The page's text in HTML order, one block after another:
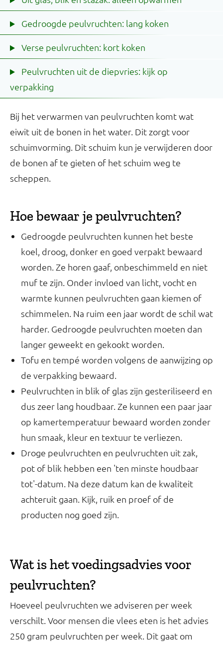
Gedroogde peulvruchten: lang koken
Verse peulvruchten: kort koken
Peulvruchten uit de diepvries: kijk op
verpakking
Bij het verwarmen van peulvruchten komt wat
eiwit uit de bonen in het water. Dit zorgt voor
schuimvorming. Dit schuim kun je verwijderen door
de bonen af te gieten of het schuim weg te
scheppen.
Hoe bewaar je peulvruchten?
Gedroogde peulvruchten kunnen het beste
koel, droog, donker en goed verpakt bewaard
worden. Ze horen gaaf, onbeschimmeld en niet
muf te zijn. Onder invloed van licht, vocht en
warmte kunnen peulvruchten gaan kiemen of
schimmelen. Na ruim een jaar wordt de schil wat
harder. Gedroogde peulvruchten moeten dan
langer geweekt en gekookt worden.
Tofu en tempé worden volgens de aanwijzing op
de verpakking bewaard.
Peulvruchten in blik of glas zijn gesteriliseerd en
dus zeer lang houdbaar. Ze kunnen een paar jaar
op kamertemperatuur bewaard worden zonder
hun smaak, kleur en textuur te verliezen.
Droge peulvruchten en peulvruchten uit zak,
pot of blik hebben een 'ten minste houdbaar
tot'-datum. Na deze datum kan de kwaliteit
achteruit gaan. Kijk, ruik en proef of de
producten nog goed zijn.
Wat is het voedingsadvies voor
peulvruchten?
Hoeveel peulvruchten we adviseren per week
verschilt. Voor mensen die vlees eten is het advies
250 gram peulvruchten per week. Dit gaat om